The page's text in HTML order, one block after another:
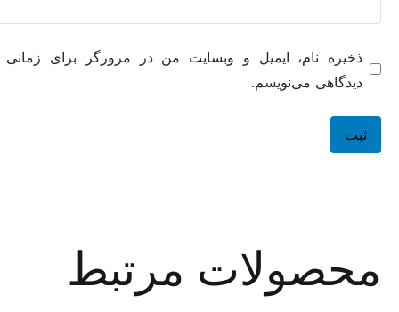
نام، ایمیل و وبسایت من در مرورگر برای زمانی که دوباره
می‌نویسم.
مرتبط